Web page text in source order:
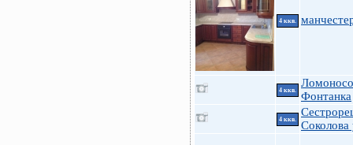
4 ккв.
4 ккв.
Фонтанка
4 ккв.
Соколова